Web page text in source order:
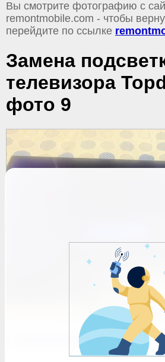
Вы смотрите фотографию с
remontmobile.com - чтобы
перейдите по ссылке
Замена
телевизора
фото 9
remontmobile.com